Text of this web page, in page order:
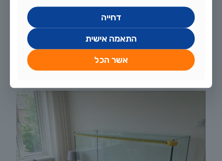
משריצים חיים: מדריך טיפוח מלא לגופי, מולי, פלטי וסייפן
לקריאה נוספת
דחייה
התאמה אישית
אשר הכל